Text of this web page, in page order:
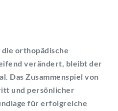
orthopädische
verändert, bleibt der
Das Zusammenspiel von
und persönlicher
für erfolgreiche